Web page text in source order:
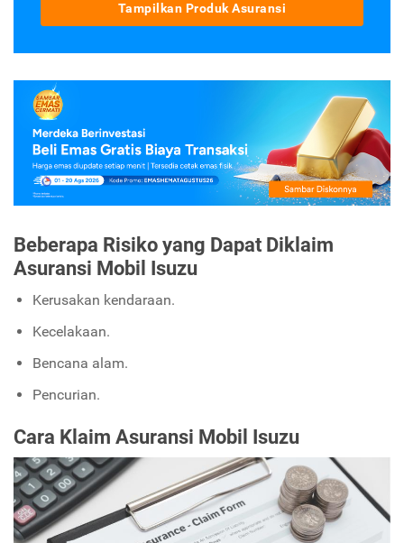
Tampilkan Produk Asuransi
Beberapa Risiko yang Dapat Diklaim
Asuransi Mobil Isuzu
Kerusakan kendaraan.
Kecelakaan.
Bencana alam.
Pencurian.
Cara Klaim Asuransi Mobil Isuzu